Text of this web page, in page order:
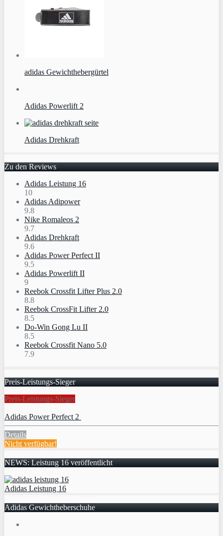
adidas Gewichthebergürtel
Adidas Powerlift 2
Adidas Drehkraft
Zu den Reviews
Adidas Leistung 16
10
Adidas Adipower
9.8
Nike Romaleos 2
9.7
Adidas Drehkraft
9.6
Adidas Power Perfect II
9.5
Adidas Powerlift II
9
Reebok Crossfit Lifter Plus 2.0
8.8
Reebok CrossFit Lifter 2.0
8.5
Do-Win Gong Lu II
8.5
Reebok Crossfit Nano 5.0
7.9
Preis-Leistungs-Sieger
Preis-Leistungs-Sieger
Adidas Power Perfect 2
Details
Nicht verfügbar!
NEWS: Leistung 16 veröffentlicht
Adidas Leistung 16
Adidas Gewichtheberschuhe